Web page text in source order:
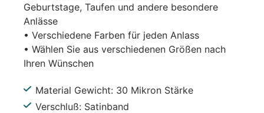
Geburtstage, Taufen und andere besondere
Anlässe
• Verschiedene Farben für jeden Anlass
• Wählen Sie aus verschiedenen Größen nach
Ihren Wünschen
Material Gewicht: 30 Mikron Stärke
Verschluß: Satinband